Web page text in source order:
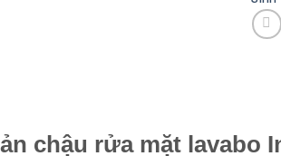
số
lượng
chậu rửa mặt lavabo